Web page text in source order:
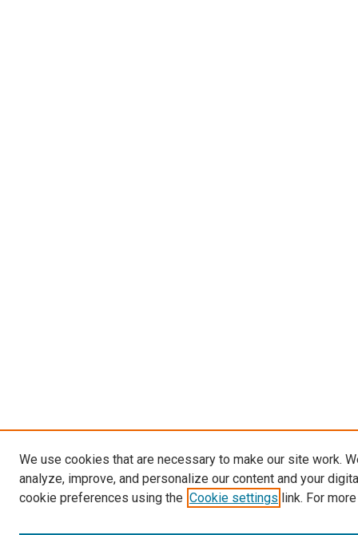
We use cookies that are necessary to make our site work.
analyze, improve, and personalize our content and your
cookie preferences using the Cookie settings link. For